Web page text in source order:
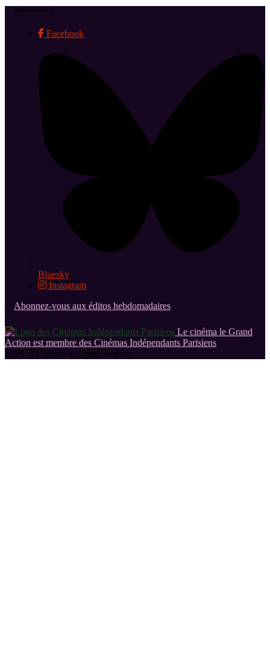
Suivez-nous !
Facebook
Bluesky
Instagram
Abonnez-vous aux éditos hebdomadaires
Le cinéma le Grand
Action est membre des Cinémas Indépendants Parisiens
2026 © Cinéma le Grand Action